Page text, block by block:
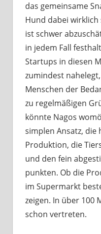
das gemeinsame
Hund dabei
ist schwer
in jedem Fall
Startups in diesen
zumindest
Menschen der
zu regelmäßigen
könnte Nagos
simplen Ansatz, die
Produktion, die
und den fein
punkten. Ob die
im Supermarkt
zeigen. In über 100
schon vertreten.